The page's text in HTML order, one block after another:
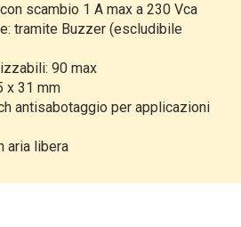
scambio 1 A max a 230 Vca
tramite Buzzer (escludibile
90 max
x 31 mm
antisabotaggio per applicazioni
aria libera